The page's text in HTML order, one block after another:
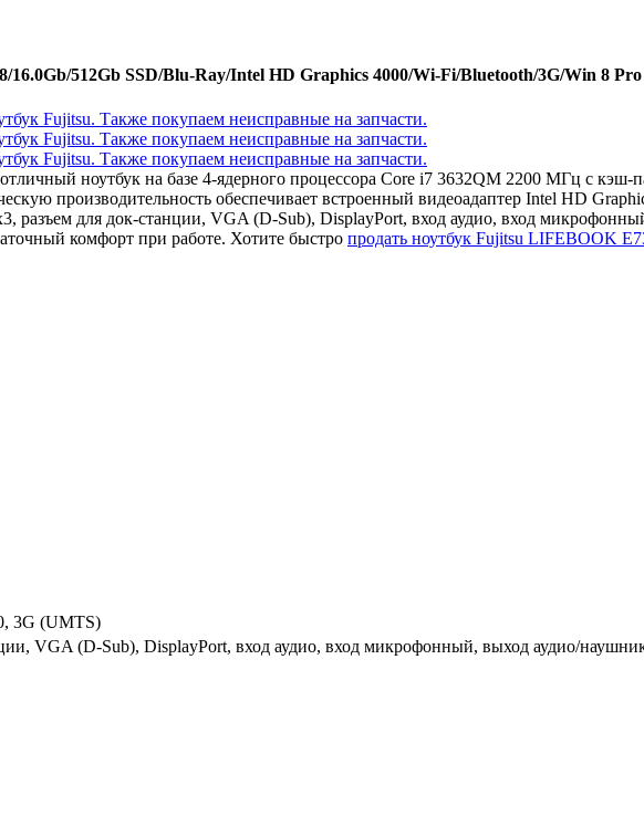
512Gb SSD/Blu-Ray/Intel HD Graphics 4000/Wi-Fi/Bluetooth/3G/Win 8 Pro
ноутбук на базе 4-ядерного процессора Core i7 3632QM 2200 МГц с
производительность обеспечивает встроенный видеоадаптер Intel HD
разъем для док-станции, VGA (D-Sub), DisplayPort, вход аудио, вход
комфорт при работе. Хотите быстро продать ноутбук Fujitsu LIFEBOOK
3G (UMTS)
VGA (D-Sub), DisplayPort, вход аудио, вход микрофонный, выход аудио/